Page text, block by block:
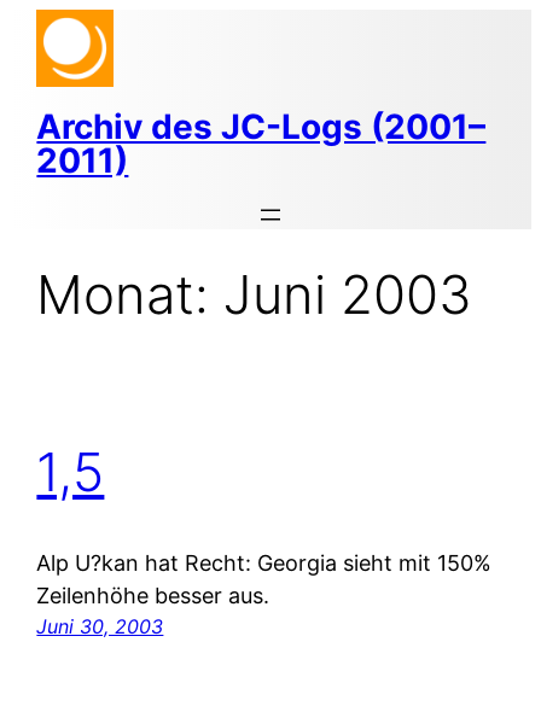
Zum
Inhalt
springen
Archiv des JC-Logs (2001–
2011)
Monat: Juni 2003
1,5
Alp U?kan hat Recht: Georgia sieht mit 150%
Zeilenhöhe besser aus.
Juni 30, 2003